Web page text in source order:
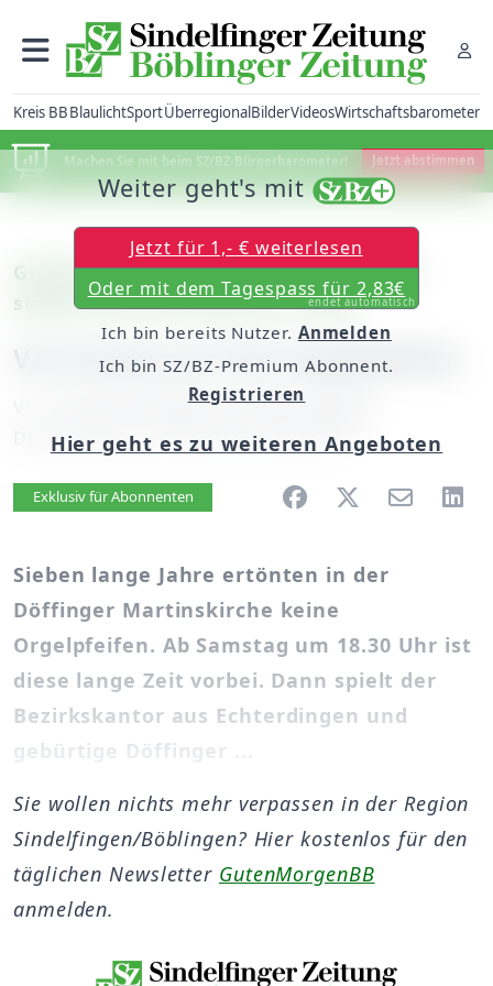
Kreis BBBlaulichtSportÜberregionalBilderVideosWirtschaftsbarometer
Machen Sie mit beim SZ/BZ-Bürgerbarometer! Jetzt abstimmen
Grafenau-Döffingen: Am Samstag sind
sieben Jahre des Wartens vorbei
Vorfreude auf 750 Orgelpfeifen
unserem Redakteur Jürgen Wegner
Donnerstag, 15. April 2010, 00:00 Uhr
Artikel vorlesen
Exklusiv für Abonnenten
Sieben lange Jahre ertönten in der
Döffinger Martinskirche keine
Orgelpfeifen. Ab Samstag um 18.30 Uhr ist
diese lange Zeit vorbei. Dann spielt der
Bezirkskantor aus Echterdingen und
gebürtige Döffinger ...
Weiter geht's mit
Jetzt für 1,- € weiterlesen
Oder mit dem Tagespass für 2,83€
endet automatisch
Ich bin bereits Nutzer. Anmelden
Ich bin SZ/BZ-Premium Abonnent.
Registrieren
Hier geht es zu weiteren Angeboten
Sie wollen nichts mehr verpassen in der Region
Sindelfingen/Böblingen? Hier kostenlos für den
täglichen Newsletter GutenMorgenBB
anmelden.